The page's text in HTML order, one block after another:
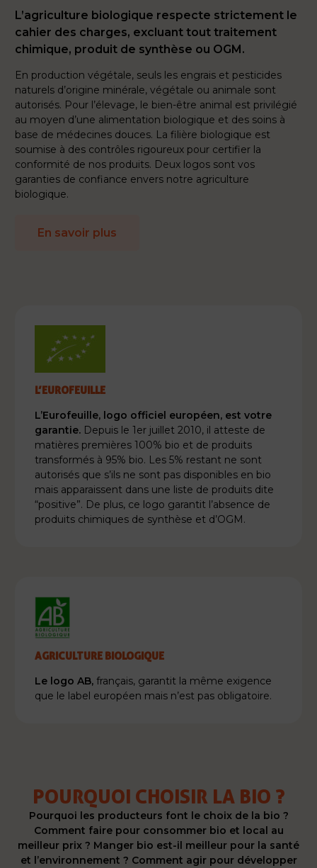
L’agriculture biologique respecte strictement le
cahier des charges, excluant tout traitement
chimique, produit de synthèse ou OGM.
En production végétale, seuls les engrais et pesticides
naturels d’origine minérale, végétale ou animale sont
autorisés. Pour l’élevage, le bien-être animal est privilégié
au moyen d’une alimentation biologique et des soins à
base de médecines douces. La filière biologique est
soumise à des contrôles rigoureux pour certifier la
conformité de nos produits. Deux logos sont vos
garanties de confiance envers notre agriculture
biologique.
En savoir plus
L’EUROFEUILLE
L’Eurofeuille, logo officiel européen, est votre
garantie. Depuis le 1er juillet 2010, il atteste de
matières premières 100% bio et de produits
transformés à 95% bio. Les 5% restant ne sont
autorisés que s’ils ne sont pas disponibles en bio
mais apparaissent dans une liste de produits dite
“positive”. De plus, ce logo garantit l’absence de
produits chimiques de synthèse et d’OGM.
AGRICULTURE BIOLOGIQUE
Le logo AB, français, garantit la même exigence
que le label européen mais n’est pas obligatoire.
POURQUOI CHOISIR LA BIO ?
Pourquoi les producteurs font le choix de la bio ?
Comment faire pour consommer bio et local au
meilleur prix ? Manger bio est-il meilleur pour la santé
et l’environnement ? Comment agir pour développer